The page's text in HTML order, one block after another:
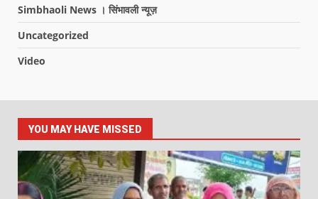
Simbhaoli News । सिंभावली न्यूज़
Uncategorized
Video
YOU MAY HAVE MISSED